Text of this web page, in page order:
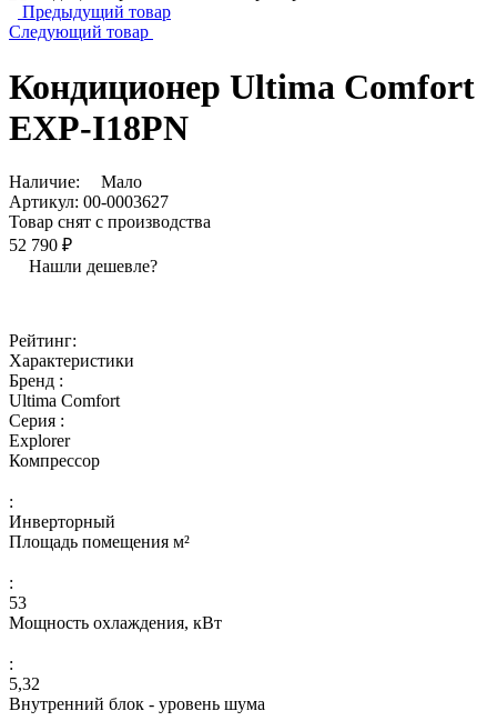
Предыдущий товар
Следующий товар
Кондиционер Ultima Comfort
EXP-I18PN
Наличие:
Мало
Артикул: 00-0003627
Товар снят с производства
52 790 ₽
Нашли дешевле?
Рейтинг:
Характеристики
Бренд :
Ultima Comfort
Серия :
Explorer
Компрессор
:
Инверторный
Площадь помещения м²
:
53
Мощность охлаждения, кВт
:
5,32
Внутренний блок - уровень шума